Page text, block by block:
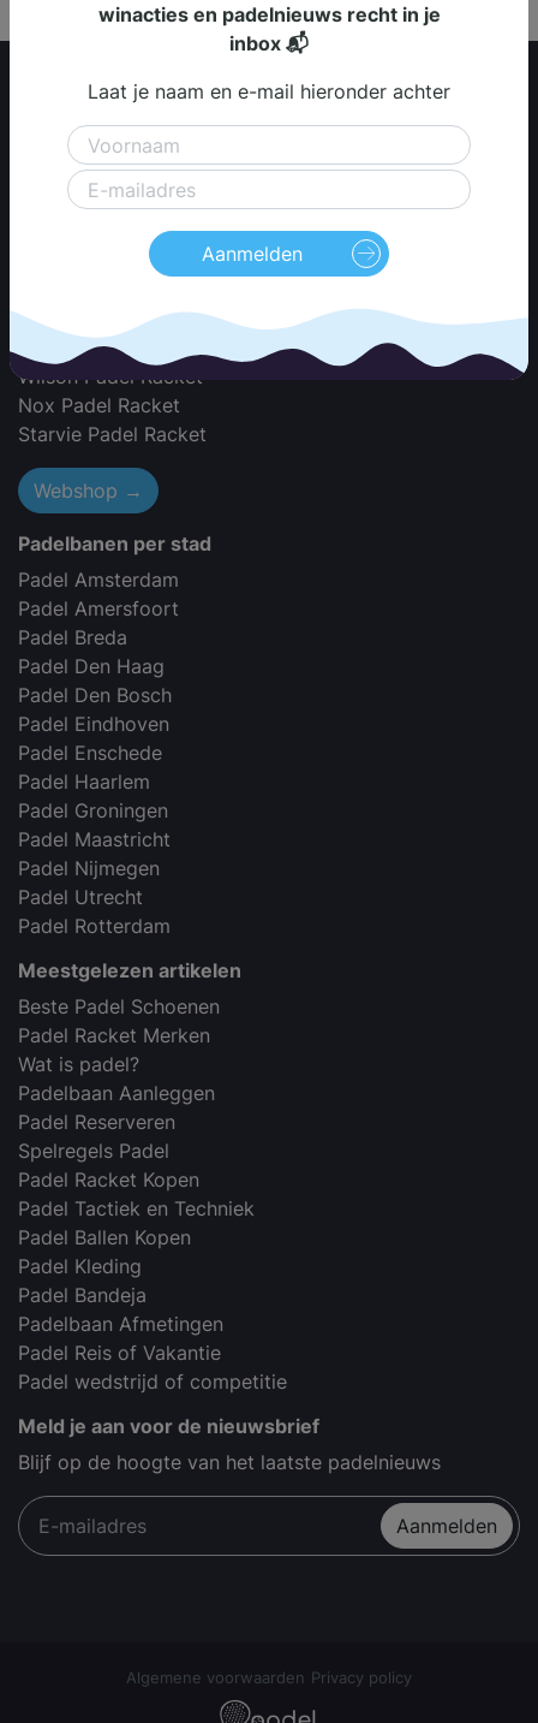
winacties en padelnieuws recht in je
inbox 📬
Laat je naam en e-mail hieronder achter
Aanmelden
Padel Racket Merken
Adidas Padel Racket
Akkeron Padel Racket
Babolat Padel Racket
Black Crown Padel Racket
Bullpadel Padel Racket
Dutch Padel Racket
Head Padel Racket
Wilson Padel Racket
Nox Padel Racket
Starvie Padel Racket
Webshop →
Padelbanen per stad
Padel Amsterdam
Padel Amersfoort
Padel Breda
Padel Den Haag
Padel Den Bosch
Padel Eindhoven
Padel Enschede
Padel Haarlem
Padel Groningen
Padel Maastricht
Padel Nijmegen
Padel Utrecht
Padel Rotterdam
Meestgelezen artikelen
Beste Padel Schoenen
Padel Racket Merken
Wat is padel?
Padelbaan Aanleggen
Padel Reserveren
Spelregels Padel
Padel Racket Kopen
Padel Tactiek en Techniek
Padel Ballen Kopen
Padel Kleding
Padel Bandeja
Padelbaan Afmetingen
Padel Reis of Vakantie
Padel wedstrijd of competitie
Meld je aan voor de nieuwsbrief
Blijf op de hoogte van het laatste padelnieuws
Aanmelden
Algemene voorwaarden Privacy policy